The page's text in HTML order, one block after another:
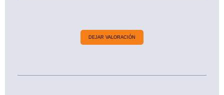
DEJAR VALORACIÓN